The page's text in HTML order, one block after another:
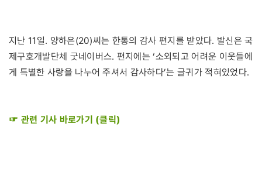
지난 11일. 양하은(20)씨는 한통의 감사 편지를 받았다. 발신은 국
제구호개발단체 굿네이버스. 편지에는 ‘소외되고 어려운 이웃들에
게 특별한 사랑을 나누어 주셔서 감사하다’는 글귀가 적혀있었다.
☞ 관련 기사 바로가기 (클릭)